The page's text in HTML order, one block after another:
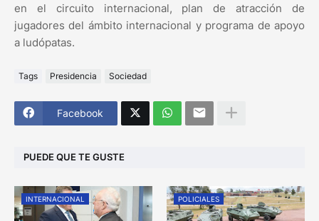
en el circuito internacional, plan de atracción de
jugadores del ámbito internacional y programa de apoyo
a ludópatas.
Tags Presidencia Sociedad
Facebook
PUEDE QUE TE GUSTE
INTERNACIONAL POLICIALES